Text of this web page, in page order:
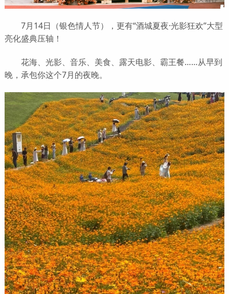
7月14日（银色情人节），更有“酒城夏夜·光影狂欢”大型
亮化盛典压轴！
花海、光影、音乐、美食、露天电影、霸王餐……从早到
晚，承包你这个7月的夜晚。